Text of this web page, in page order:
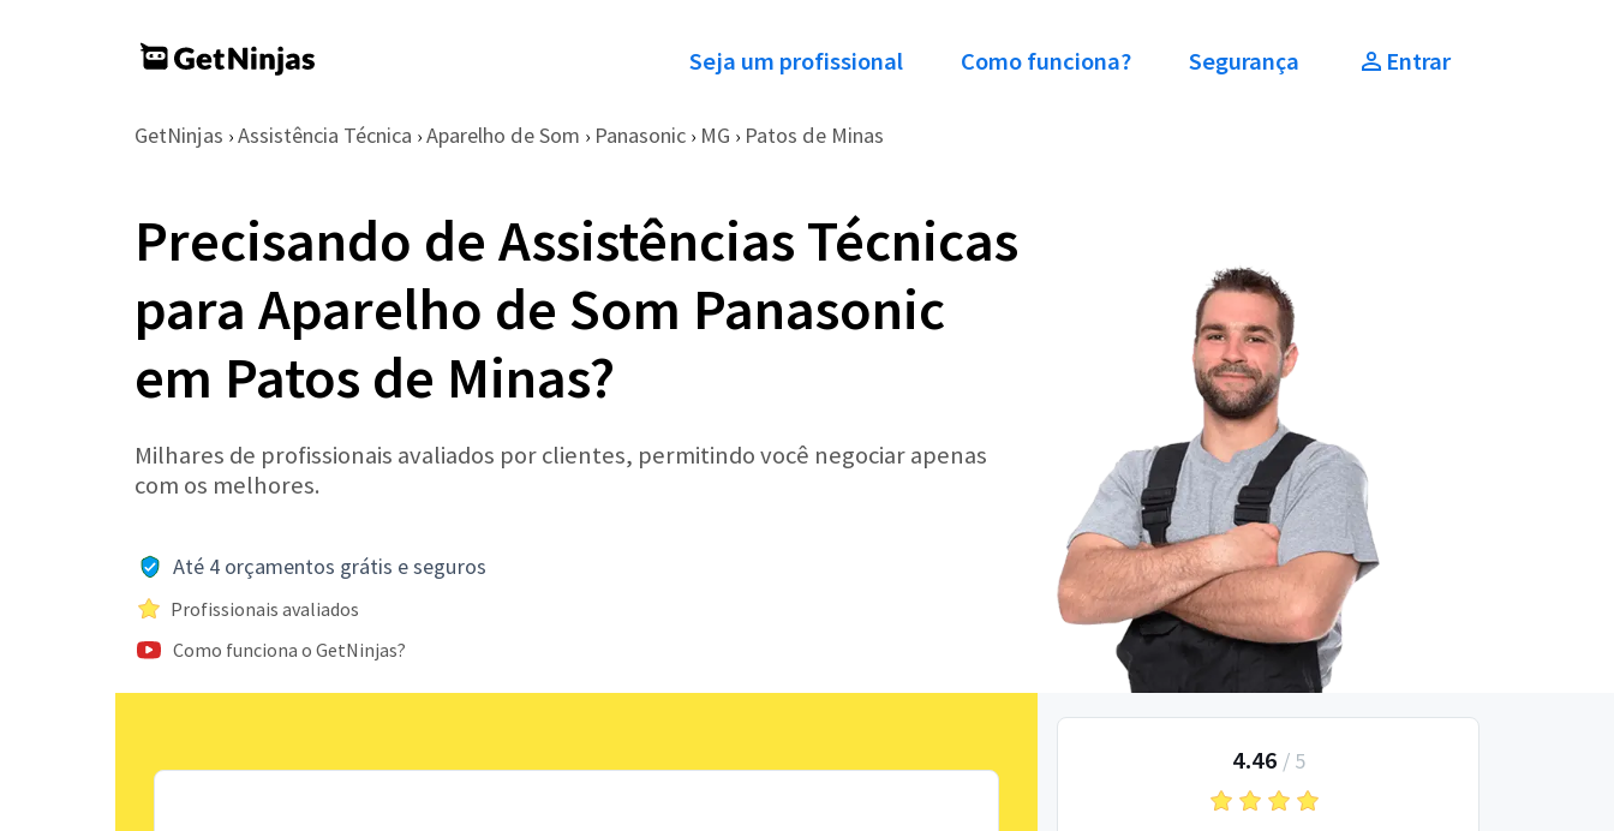
Seja um profissional Como funciona? Segurança Entrar
GetNinjas › Assistência Técnica › Aparelho de Som › Panasonic › MG › Patos de Minas
Precisando de Assistências Técnicas
para Aparelho de Som Panasonic
em Patos de Minas?
Milhares de profissionais avaliados por clientes, permitindo você negociar apenas
com os melhores.
Até 4 orçamentos grátis e seguros
Profissionais avaliados
Como funciona o GetNinjas?
4.46 / 5